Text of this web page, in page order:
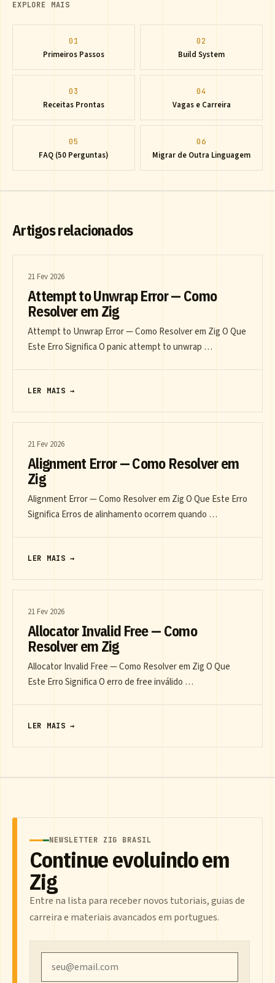
EXPLORE MAIS
01
Primeiros Passos
02
Build System
03
Receitas Prontas
04
Vagas e Carreira
05
FAQ (50 Perguntas)
06
Migrar de Outra Linguagem
Artigos relacionados
21 Fev 2026
Attempt to Unwrap Error — Como
Resolver em Zig
Attempt to Unwrap Error — Como Resolver em Zig O Que
Este Erro Significa O panic attempt to unwrap …
LER MAIS →
21 Fev 2026
Alignment Error — Como Resolver em
Zig
Alignment Error — Como Resolver em Zig O Que Este Erro
Significa Erros de alinhamento ocorrem quando …
LER MAIS →
21 Fev 2026
Allocator Invalid Free — Como
Resolver em Zig
Allocator Invalid Free — Como Resolver em Zig O Que
Este Erro Significa O erro de free inválido …
LER MAIS →
NEWSLETTER ZIG BRASIL
Continue evoluindo em
Zig
Entre na lista para receber novos tutoriais, guias de
carreira e materiais avancados em portugues.